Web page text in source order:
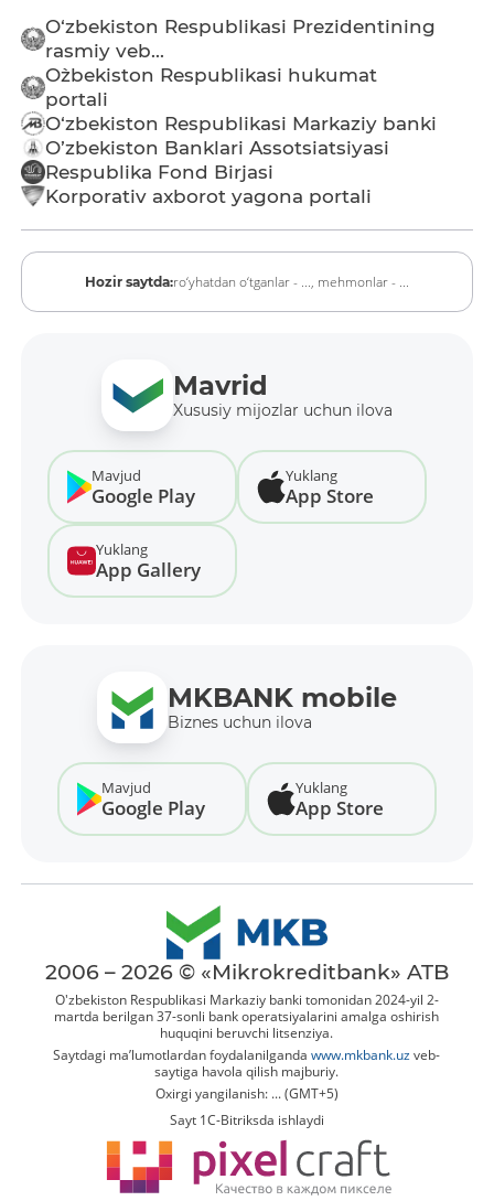
O‘zbekiston Respublikasi Prezidentining
rasmiy veb...
O`zbekiston Respublikasi hukumat
portali
O‘zbekiston Respublikasi Markaziy banki
O’zbekiston Banklari Assotsiatsiyasi
Respublika Fond Birjasi
Korporativ axborot yagona portali
Hozir saytda:ro‘yhatdan o‘tganlar - ..., mehmonlar - ...
Mavrid
Xususiy mijozlar uchun ilova
Mavjud
Google Play
Yuklang
App Store
Yuklang
App Gallery
MKBANK mobile
Biznes uchun ilova
Mavjud
Google Play
Yuklang
App Store
2006 – 2026 © «Mikrokreditbank» ATB
O'zbekiston Respublikasi Markaziy banki tomonidan 2024-yil 2-
martda berilgan 37-sonli bank operatsiyalarini amalga oshirish
huquqini beruvchi litsenziya.
Saytdagi ma’lumotlardan foydalanilgandawww.mkbank.uz veb-
saytiga havola qilish majburiy.
Oxirgi yangilanish: ... (GMT+5)
Sayt 1C-Bitriksda ishlaydi